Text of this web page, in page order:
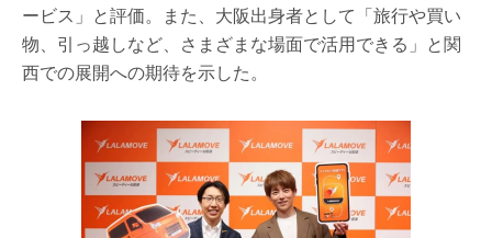
ービス」と評価。また、大阪出身者として「旅行や買い
物、引っ越しなど、さまざまな場面で活用できる」と関
西での展開への期待を示した。